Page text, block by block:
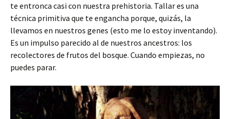
te entronca casi con nuestra prehistoria. Tallar es una
técnica primitiva que te engancha porque, quizás, la
llevamos en nuestros genes (esto me lo estoy inventando).
Es un impulso parecido al de nuestros ancestros: los
recolectores de frutos del bosque. Cuando empiezas, no
puedes parar.